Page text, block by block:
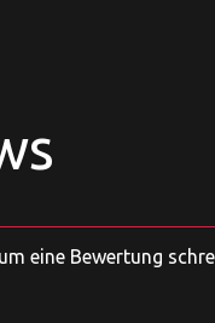
eine Bewertung